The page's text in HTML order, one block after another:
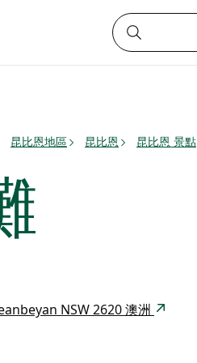
昆比恩地區 昆比恩 昆比恩 景點
NSW 2620 澳洲